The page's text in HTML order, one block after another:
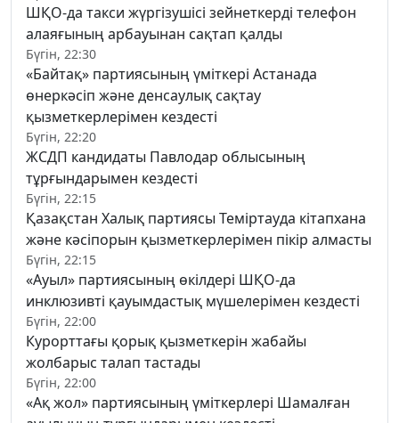
ШҚО-да такси жүргізушісі зейнеткерді телефон
алаяғының арбауынан сақтап қалды
Бүгін, 22:30
«Байтақ» партиясының үміткері Астанада
өнеркәсіп және денсаулық сақтау
қызметкерлерімен кездесті
Бүгін, 22:20
ЖСДП кандидаты Павлодар облысының
тұрғындарымен кездесті
Бүгін, 22:15
Қазақстан Халық партиясы Теміртауда кітапхана
және кәсіпорын қызметкерлерімен пікір алмасты
Бүгін, 22:15
«Ауыл» партиясының өкілдері ШҚО-да
инклюзивті қауымдастық мүшелерімен кездесті
Бүгін, 22:00
Курорттағы қорық қызметкерін жабайы
жолбарыс талап тастады
Бүгін, 22:00
«Ақ жол» партиясының үміткерлері Шамалған